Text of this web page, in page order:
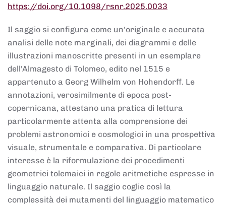
https://doi.org/10.1098/rsnr.2025.0033
Il saggio si configura come un'originale e accurata
analisi delle note marginali, dei diagrammi e delle
illustrazioni manoscritte presenti in un esemplare
dell'Almagesto di Tolomeo, edito nel 1515 e
appartenuto a Georg Wilhelm von Hohendorff. Le
annotazioni, verosimilmente di epoca post-
copernicana, attestano una pratica di lettura
particolarmente attenta alla comprensione dei
problemi astronomici e cosmologici in una prospettiva
visuale, strumentale e comparativa. Di particolare
interesse è la riformulazione dei procedimenti
geometrici tolemaici in regole aritmetiche espresse in
linguaggio naturale. Il saggio coglie così la
complessità dei mutamenti del linguaggio matematico